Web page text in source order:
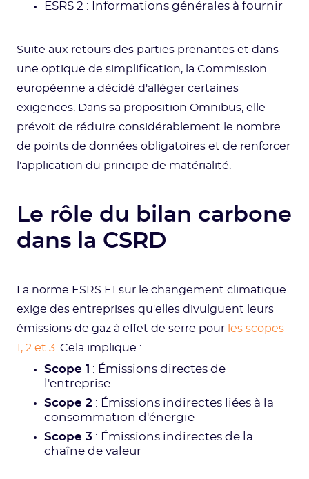
ESRS 2 : Informations générales à fournir
Suite aux retours des parties prenantes et dans
une optique de simplification, la Commission
européenne a décidé d'alléger certaines
exigences. Dans sa proposition Omnibus, elle
prévoit de réduire considérablement le nombre
de points de données obligatoires et de renforcer
l'application du principe de matérialité.
Le rôle du bilan carbone
dans la CSRD
La norme ESRS E1 sur le changement climatique
exige des entreprises qu'elles divulguent leurs
émissions de gaz à effet de serre pour les scopes
1, 2 et 3 . Cela implique :
Scope 1 : Émissions directes de
l'entreprise
Scope 2 : Émissions indirectes liées à la
consommation d'énergie
Scope 3 : Émissions indirectes de la
chaîne de valeur